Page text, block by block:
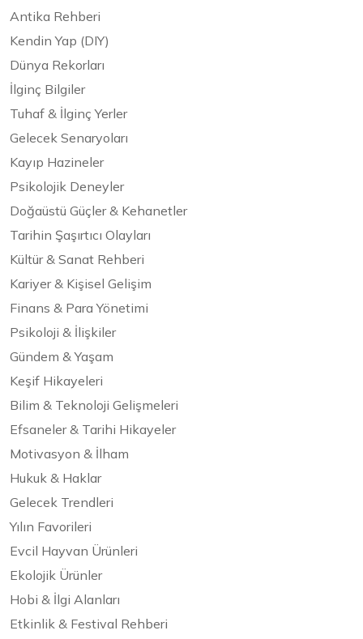
Antika Rehberi
Kendin Yap (DIY)
Dünya Rekorları
İlginç Bilgiler
Tuhaf & İlginç Yerler
Gelecek Senaryoları
Kayıp Hazineler
Psikolojik Deneyler
Doğaüstü Güçler & Kehanetler
Tarihin Şaşırtıcı Olayları
Kültür & Sanat Rehberi
Kariyer & Kişisel Gelişim
Finans & Para Yönetimi
Psikoloji & İlişkiler
Gündem & Yaşam
Keşif Hikayeleri
Bilim & Teknoloji Gelişmeleri
Efsaneler & Tarihi Hikayeler
Motivasyon & İlham
Hukuk & Haklar
Gelecek Trendleri
Yılın Favorileri
Evcil Hayvan Ürünleri
Ekolojik Ürünler
Hobi & İlgi Alanları
Etkinlik & Festival Rehberi